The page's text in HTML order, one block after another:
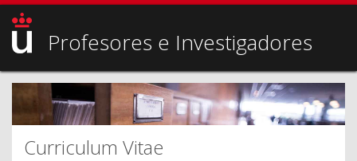
Profesores e Investigadores
Curriculum Vitae